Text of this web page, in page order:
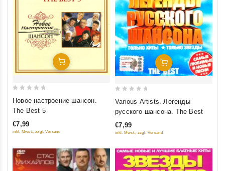
Добавить В Корзину
5
Новое настроение шансон.
The Best 5
€7,99
inkl. Mwst., zzgl. Versand
Добавить В Корзину
5
Various Artists. Легенды
русского шансона. The Best
€7,99
inkl. Mwst., zzgl. Versand